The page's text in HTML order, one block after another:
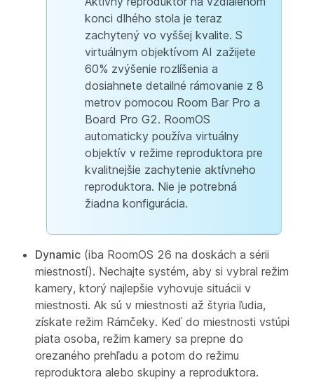
konci dlhého stola je teraz
zachytený vo vyššej kvalite. S
virtuálnym objektívom AI zažijete
60% zvýšenie rozlíšenia a
dosiahnete detailné rámovanie z 8
metrov pomocou Room Bar Pro a
Board Pro G2. RoomOS
automaticky používa virtuálny
objektív v režime reproduktora pre
kvalitnejšie zachytenie aktívneho
reproduktora. Nie je potrebná
žiadna konfigurácia.
Dynamic (iba RoomOS 26 na doskách a sérii
miestností). Nechajte systém, aby si vybral režim
kamery, ktorý najlepšie vyhovuje situácii v
miestnosti. Ak sú v miestnosti až štyria ľudia,
získate režim Rámčeky. Keď do miestnosti vstúpi
piata osoba, režim kamery sa prepne do
orezaného prehľadu a potom do režimu
reproduktora alebo skupiny a reproduktora.